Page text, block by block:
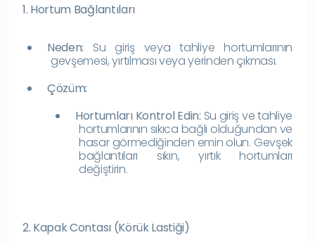
1. Hortum Bağlantıları
Neden: Su giriş veya tahliye hortumlarının
gevşemesi, yırtılması veya yerinden çıkması.
Çözüm:
Hortumları Kontrol Edin: Su giriş ve tahliye
hortumlarının sıkıca bağlı olduğundan ve
hasar görmediğinden emin olun. Gevşek
bağlantıları sıkın, yırtık hortumları
değiştirin.
2. Kapak Contası (Körük Lastiği)